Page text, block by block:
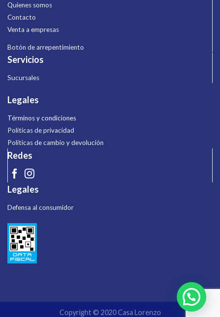
Quienes somos
Contacto
Venta a empresas
Botón de arrepentimiento
Servicios
Sucursales
Legales
Términos y condiciones
Políticas de privacidad
Políticas de cambio y devolución
Redes
Legales
Defensa al consumidor
Copyright © 2020 Casa Lorenzo